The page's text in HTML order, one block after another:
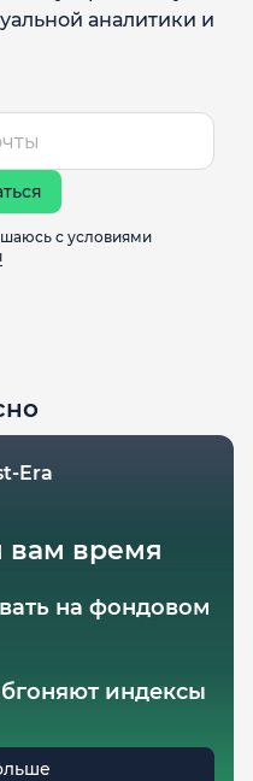
аналитики и
с условиями
Era
время
на фондовом
индексы